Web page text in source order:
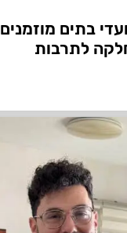
בתים מוזמנים
לתרבות